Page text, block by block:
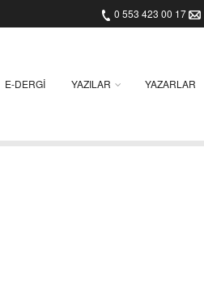
0 553 423 00 17
E-DERGI YAZILAR YAZARLAR